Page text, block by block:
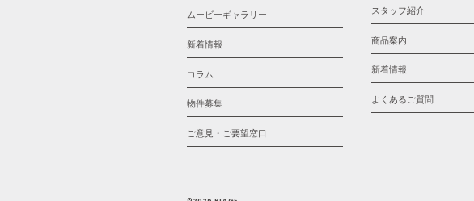
ムービーギャラリー
新着情報
コラム
物件募集
ご意見・ご要望窓口
スタッフ紹介
商品案内
新着情報
よくあるご質問